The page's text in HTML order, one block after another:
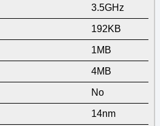
3.5GHz
192KB
1MB
4MB
No
14nm